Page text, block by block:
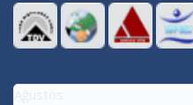
Ağustos